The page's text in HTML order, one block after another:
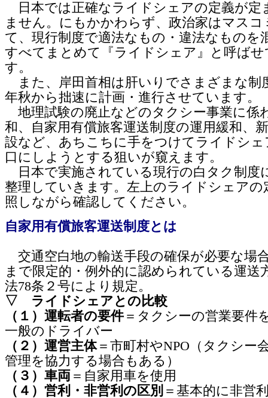
日本では正確なライドシェアの定義が定
ません。にもかかわらず、政治家はマスコ
て、現行制度で適法なもの・違法なものを
すべてまとめて『ライドシェア』と呼ばせ
す。
また、岸田首相は肝いりでさまざまな制
年秋から拙速に計画・進行させています。
地理試験の廃止などのタクシー事業に係
和、自家用有償旅客運送制度の運用緩和、
設など、あちこちに手をつけてライドシェ
口にしようとする狙いが窺えます。
日本で実施されている現行の白タク制度
整理していきます。左上のライドシェアの
照しながら確認してください。
自家用有償旅客運送制度とは
交通空白地の輸送手段の確保が必要な場
まで限定的・例外的に認められている運送
法78条２号により規定。
▽ ライドシェアとの比較
（１）運転者の要件 ＝タクシーの営業要件
一般のドライバー
（２）運営主体＝市町村やNPO（タクシー
管理を協力する場合もある）
（３）車両 ＝自家用車を使用
（４）営利・非営利の区別 ＝基本的に非営